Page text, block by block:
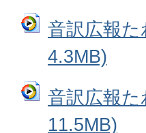
音訳広報
4.3MB)
音訳広報
11.5MB)